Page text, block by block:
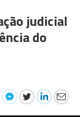
judicial
do